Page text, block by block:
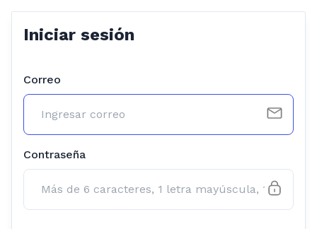
Iniciar sesión
Correo
Contraseña